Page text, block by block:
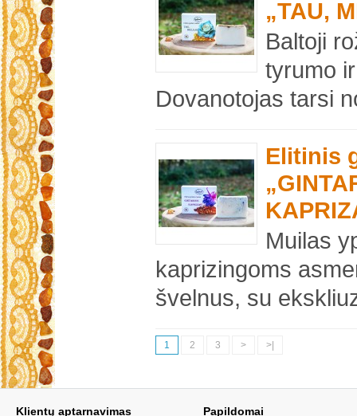
„TAU,
Baltoji
tyrumo
Dovanotojas tarsi
Elitinis
Muilas
kaprizingoms
švelnus, su
1 2 3 > >|
Klientų aptarnavimas Papildomai